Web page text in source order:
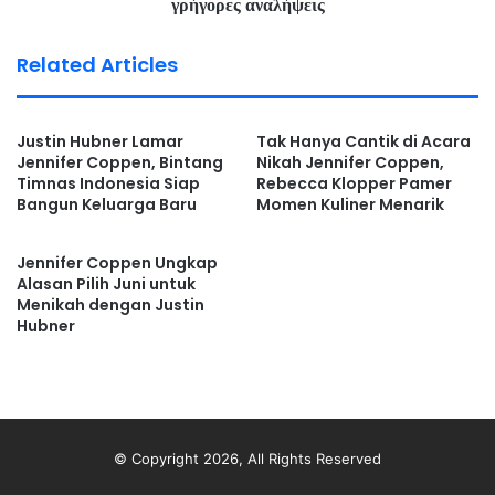
Pada momen Iduladha tahun ini, Jennifer kembali
spesial di hidupnya dan keluarga kecil mereka.
Unggahan itu juga memunculkan banyak komentar haru
dari netizen. Banyak warganet memuji Jennifer karena
kurban.
“MasyaAllah, semoga menjadi amal jariyah untuk Papa
Jennifer Coppen Kurban Satu
Sapi dan Dua Kambing
Related Articles
Justin Hubner Lamar
Jennifer Coppen, Bintang
Timnas Indonesia Siap
Bangun Keluarga Baru
Tak Hanya Cantik di Acara
Nikah Jennifer Coppen,
Rebecca Klopper Pamer
Momen Kuliner Menarik
Jennifer Coppen Ungkap
Alasan Pilih Juni untuk
Menikah dengan Justin
Hubner
© Copyright 2026, All Rights Reserved